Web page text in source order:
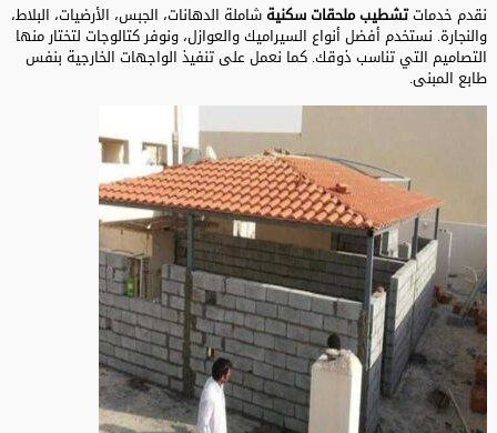
نقدم خدماتتشطيب ملحقات سكنيةشاملة الدهانات، الجبس، الأرضيات، البلاط،
والنجارة. نستخدم أفضل أنواع السيراميك والعوازل، ونوفر كتالوجات لتختار منها
التصاميم التي تناسب ذوقك. كما نعمل على تنفيذ الواجهات الخارجية بنفس
طابع المبنى.